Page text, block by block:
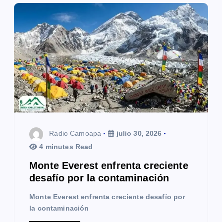
ó
n
d
e
e
n
Radio Camoapa
julio 30, 2026
4 minutes Read
Monte Everest enfrenta creciente
desafío por la contaminación
Monte Everest enfrenta creciente desafío por
la contaminación